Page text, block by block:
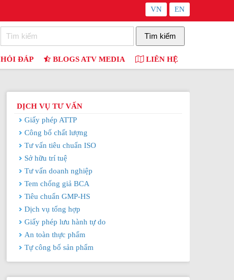
VN EN
HỎI ĐÁP BLOGS ATV MEDIA LIÊN HỆ
DỊCH VỤ TƯ VẤN
Giấy phép ATTP
Công bố chất lượng
Tư vấn tiêu chuẩn ISO
Sở hữu trí tuệ
Tư vấn doanh nghiệp
Tem chống giả BCA
Tiêu chuẩn GMP-HS
Dịch vụ tổng hợp
Giấy phép lưu hành tự do
An toàn thực phẩm
Tự công bố sản phẩm